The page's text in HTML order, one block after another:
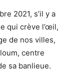
2021, s’il y a
qui crève l’œil,
de nos villes,
centre
sa banlieue.